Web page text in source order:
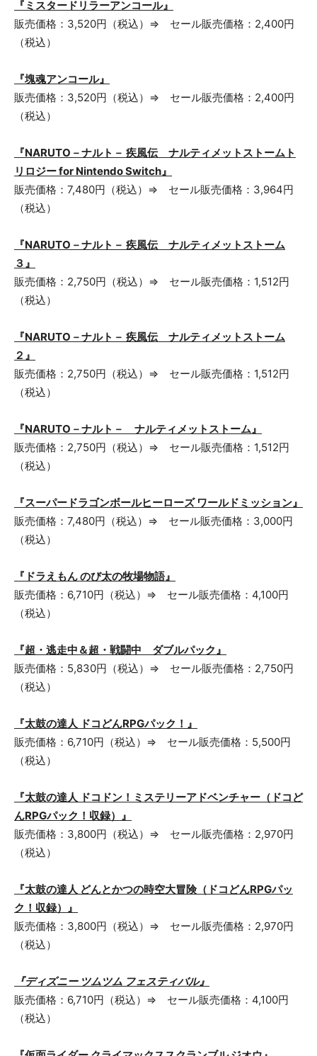
『ミスタードリラーアンコール』
販売価格：3,520円（税込）⇒ セール販売価格：2,400円
（税込）
『塊魂アンコール』
販売価格：3,520円（税込）⇒ セール販売価格：2,400円
（税込）
『NARUTO－ナルト－ 疾風伝 ナルティメットストームト
リロジー for Nintendo Switch』
販売価格：7,480円（税込）⇒ セール販売価格：3,964円
（税込）
『NARUTO－ナルト－ 疾風伝 ナルティメットストーム
３』
販売価格：2,750円（税込）⇒ セール販売価格：1,512円
（税込）
『NARUTO－ナルト－ 疾風伝 ナルティメットストーム
２』
販売価格：2,750円（税込）⇒ セール販売価格：1,512円
（税込）
『NARUTO－ナルト－ ナルティメットストーム』
販売価格：2,750円（税込）⇒ セール販売価格：1,512円
（税込）
『スーパードラゴンボールヒーローズ ワールドミッション』
販売価格：7,480円（税込）⇒ セール販売価格：3,000円
（税込）
『ドラえもん のび太の牧場物語』
販売価格：6,710円（税込）⇒ セール販売価格：4,100円
（税込）
『超・逃走中＆超・戦闘中 ダブルパック』
販売価格：5,830円（税込）⇒ セール販売価格：2,750円
（税込）
『太鼓の達人 ドコどんRPGパック！』
販売価格：6,710円（税込）⇒ セール販売価格：5,500円
（税込）
『太鼓の達人 ドコドン！ミステリーアドベンチャー（ドコど
んRPGパック！収録）』
販売価格：3,800円（税込）⇒ セール販売価格：2,970円
（税込）
『太鼓の達人 どんとかつの時空大冒険（ドコどんRPGパッ
ク！収録）』
販売価格：3,800円（税込）⇒ セール販売価格：2,970円
（税込）
『ディズニー ツムツム フェスティバル』
販売価格：6,710円（税込）⇒ セール販売価格：4,100円
（税込）